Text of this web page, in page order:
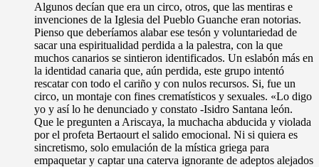
Algunos decían que era un circo, otros, que las mentiras e
invenciones de la Iglesia del Pueblo Guanche eran notorias.
Pienso que deberíamos alabar ese tesón y voluntariedad de
sacar una espiritualidad perdida a la palestra, con la que
muchos canarios se sintieron identificados. Un eslabón más en
la identidad canaria que, aún perdida, este grupo intentó
rescatar con todo el cariño y con nulos recursos. Si, fue un
circo, un montaje con fines crematísticos y sexuales. «Lo digo
yo y así lo he denunciado y constato -Isidro Santana león.
Que le pregunten a Ariscaya, la muchacha abducida y violada
por el profeta Bertaourt el salido emocional. Ni si quiera es
sincretismo, solo emulación de la mística griega para
empaquetar y captar una caterva ignorante de adeptos alejados